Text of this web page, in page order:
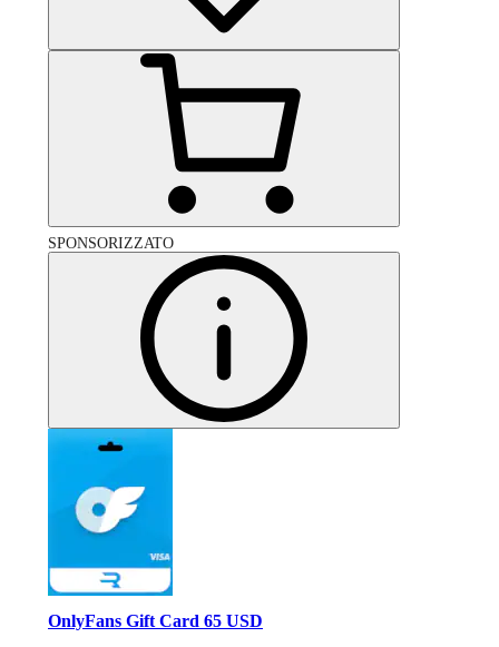
SPONSORIZZATO
OnlyFans Gift Card 65 USD